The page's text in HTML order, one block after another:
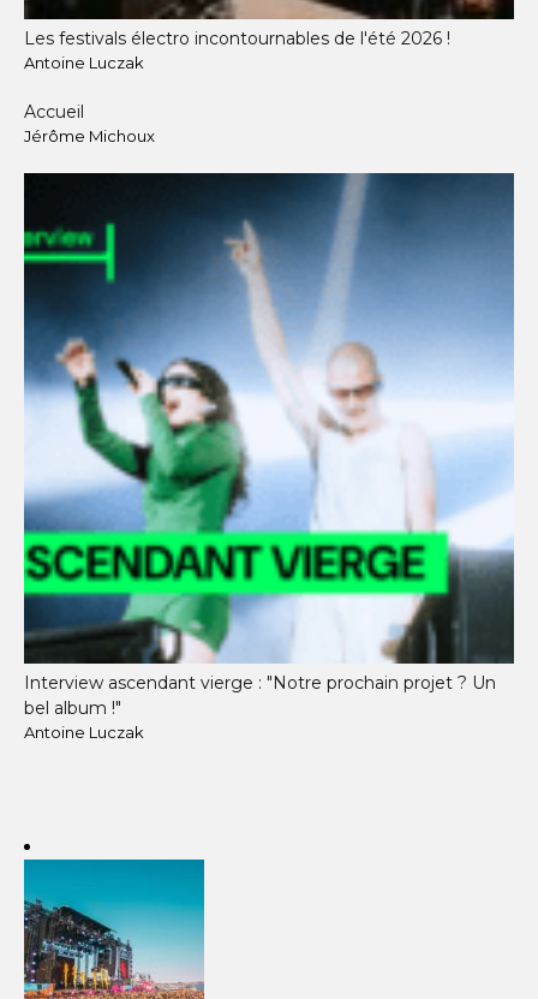
Les festivals électro incontournables de l'été 2026 !
Antoine Luczak
Accueil
Jérôme Michoux
Interview ascendant vierge : "Notre prochain projet ? Un
bel album !"
Antoine Luczak